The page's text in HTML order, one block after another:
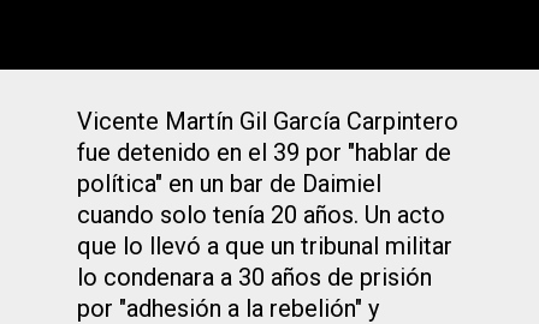
Vicente Martín Gil García Carpintero
fue detenido en el 39 por "hablar de
política" en un bar de Daimiel
cuando solo tenía 20 años. Un acto
que lo llevó a que un tribunal militar
lo condenara a 30 años de prisión
por "adhesión a la rebelión" y